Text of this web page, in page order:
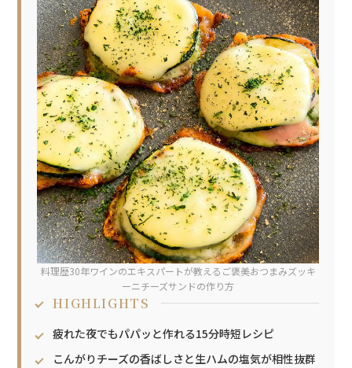
料理歴30年ワインのエキスパートが教えるご褒美おつまみズッキ
ーニチーズサンドの作り方
HIGHLIGHTS
疲れた夜でもパパッと作れる15分時短レシピ
こんがりチーズの香ばしさと生ハムの塩気が相性抜群